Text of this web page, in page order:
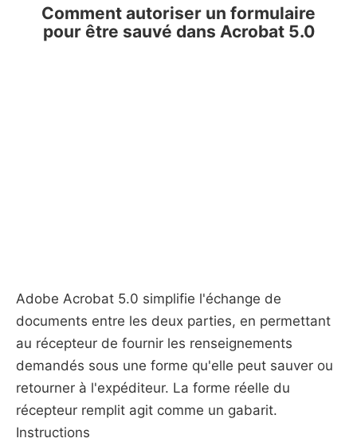
Comment autoriser un formulaire
pour être sauvé dans Acrobat 5.0
Adobe Acrobat 5.0 simplifie l'échange de
documents entre les deux parties, en permettant
au récepteur de fournir les renseignements
demandés sous une forme qu'elle peut sauver ou
retourner à l'expéditeur. La forme réelle du
récepteur remplit agit comme un gabarit.
Instructions